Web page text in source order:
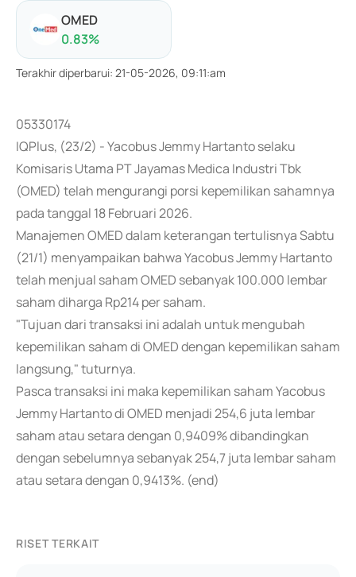
OMED
0.83%
Terakhir diperbarui: 21-05-2026, 09:11:am
05330174
IQPlus, (23/2) - Yacobus Jemmy Hartanto selaku
Komisaris Utama PT Jayamas Medica Industri Tbk
(OMED) telah mengurangi porsi kepemilikan sahamnya
pada tanggal 18 Februari 2026.
Manajemen OMED dalam keterangan tertulisnya Sabtu
(21/1) menyampaikan bahwa Yacobus Jemmy Hartanto
telah menjual saham OMED sebanyak 100.000 lembar
saham diharga Rp214 per saham.
"Tujuan dari transaksi ini adalah untuk mengubah
kepemilikan saham di OMED dengan kepemilikan saham
langsung," tuturnya.
Pasca transaksi ini maka kepemilikan saham Yacobus
Jemmy Hartanto di OMED menjadi 254,6 juta lembar
saham atau setara dengan 0,9409% dibandingkan
dengan sebelumnya sebanyak 254,7 juta lembar saham
atau setara dengan 0,9413%. (end)
RISET TERKAIT